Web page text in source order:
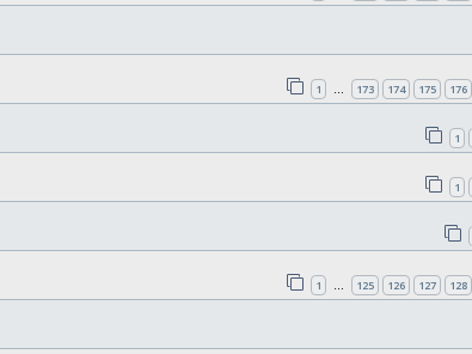
1 … 173 174 175 176
1
1
1 … 125 126 127 128